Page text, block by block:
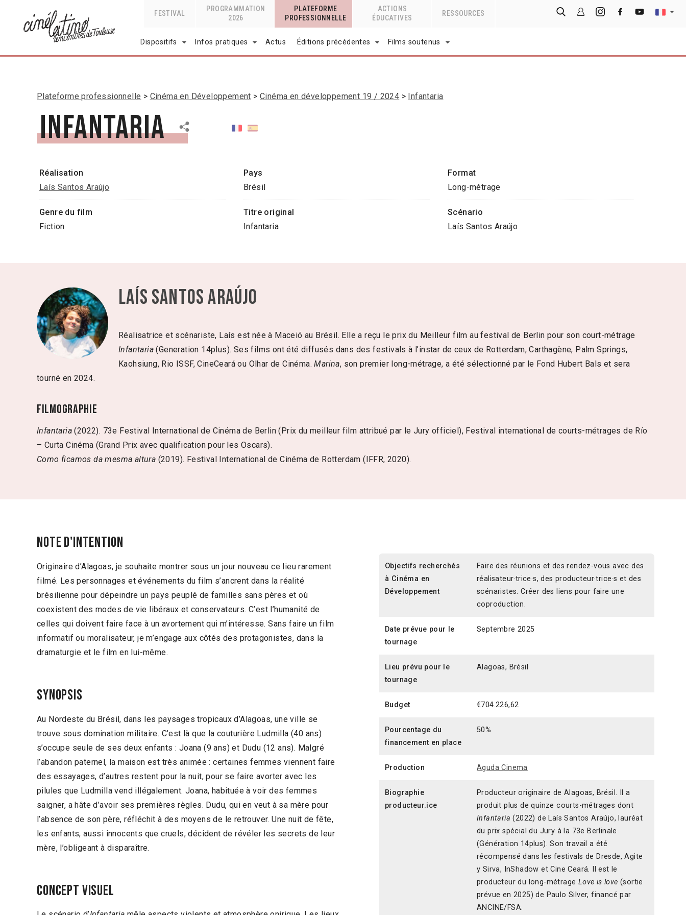
FESTIVAL
PROGRAMMATION
2026
PLATEFORME
PROFESSIONNELLE
ACTIONS
ÉDUCATIVES
RESSOURCES
Dispositifs Infos pratiques Actus Éditions précédentes Films soutenus
Plateforme professionnelle Cinéma en Développement Cinéma en développement 19 / 2024 Infantaria
Infantaria
Réalisation
Laís Santos Araújo
Pays
Brésil
Format
Long-métrage
Genre du film
Fiction
Titre original
Infantaria
Scénario
Laís Santos Araújo
Laís Santos Araújo
Réalisatrice et scénariste, Laís est née à Maceió au Brésil. Elle a reçu le prix du Meilleur film au festival de Berlin pour son court-métrage
Infantaria(Generation 14plus). Ses films ont été diffusés dans des festivals à l’instar de ceux de Rotterdam, Carthagène, Palm Springs,
Kaohsiung, Rio ISSF, CineCeará ou Olhar de Cinéma.Marina, son premier long-métrage, a été sélectionné par le Fond Hubert Bals et sera
tourné en 2024.
Filmographie
Infantaria (2022). 73e Festival International de Cinéma de Berlin (Prix du meilleur film attribué par le Jury officiel), Festival international de courts-métrages de Río
– Curta Cinéma (Grand Prix avec qualification pour les Oscars).
Como ficamos da mesma altura (2019). Festival International de Cinéma de Rotterdam (IFFR, 2020).
Note d'intention
Originaire d’Alagoas, je souhaite montrer sous un jour nouveau ce lieu rarement
filmé. Les personnages et événements du film s’ancrent dans la réalité
brésilienne pour dépeindre un pays peuplé de familles sans pères et où
coexistent des modes de vie libéraux et conservateurs. C’est l’humanité de
celles qui doivent faire face à un avortement qui m’intéresse. Sans faire un film
informatif ou moralisateur, je m’engage aux côtés des protagonistes, dans la
dramaturgie et le film en lui-même.
Synopsis
Au Nordeste du Brésil, dans les paysages tropicaux d’Alagoas, une ville se
trouve sous domination militaire. C’est là que la couturière Ludmilla (40 ans)
s’occupe seule de ses deux enfants : Joana (9 ans) et Dudu (12 ans). Malgré
l’abandon paternel, la maison est très animée : certaines femmes viennent faire
des essayages, d’autres restent pour la nuit, pour se faire avorter avec les
pilules que Ludmilla vend illégalement. Joana, habituée à voir des femmes
saigner, a hâte d’avoir ses premières règles. Dudu, qui en veut à sa mère pour
l’absence de son père, réfléchit à des moyens de le retrouver. Une nuit de fête,
les enfants, aussi innocents que cruels, décident de révéler les secrets de leur
mère, l’obligeant à disparaître.
Concept visuel
Objectifs recherchés
à Cinéma en
Développement
Faire des réunions et des rendez-vous avec des
réalisateur·trice·s, des producteur·trice·s et des
scénaristes. Créer des liens pour faire une
coproduction.
Date prévue pour le
tournage
Septembre 2025
Lieu prévu pour le
tournage
Alagoas, Brésil
Budget €704.226,62
Pourcentage du
financement en place
50%
Production Aguda Cinema
Biographie
producteur.ice
Producteur originaire de Alagoas, Brésil. Il a
produit plus de quinze courts-métrages dont
Infantaria(2022) de Laís Santos Araújo, lauréat
du prix spécial du Jury à la 73e Berlinale
(Génération 14plus). Son travail a été
récompensé dans les festivals de Dresde, Agite
y Sirva, InShadow et Cine Ceará. Il est le
producteur du long-métrage Love is love (sortie
prévue en 2025) de Paulo Silver, financé par
ANCINE/FSA.